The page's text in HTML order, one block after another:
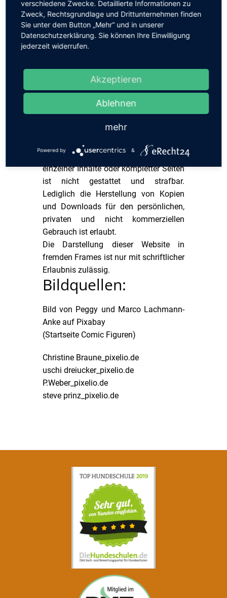
Leistungsschutzrecht nicht
zugelassene Verwertung bedarf der
vorherigen schriftlichen Zustimmung
des Anbieters oder jeweiligen
für Vervielfältigung, Bearbeitung,
Übersetzung, Einspeicherung,
Verarbeitung bzw. Wiedergabe von
Inhalten in Datenbanken oder anderen
Inhalte und Rechte Dritter sind dabei als
solche gekennzeichnet. Die unerlaubte
Vervielfältigung oder Weitergabe
einzelner Inhalte oder kompletter Seiten
ist nicht gestattet und strafbar.
Lediglich die Herstellung von Kopien
und Downloads für den persönlichen,
privaten und nicht kommerziellen
Gebrauch ist erlaubt.
Die Darstellung dieser Website in
fremden Frames ist nur mit schriftlicher
Erlaubnis zulässig.
Bildquellen:
Bild von Peggy und Marco Lachmann-
Anke auf Pixabay
(Startseite Comic Figuren)
Christine Braune_pixelio.de
uschi dreiucker_pixelio.de
P.Weber_pixelio.de
steve prinz_pixelio.de
verschiedene Zwecke. Detaillierte Informationen zu
Zweck, Rechtsgrundlage und Drittunternehmen finden
Sie unter dem Button „Mehr“ und in unserer
Datenschutzerklärung. Sie können Ihre Einwilligung
jederzeit widerrufen.
Akzeptieren
Ablehnen
mehr
Powered by &